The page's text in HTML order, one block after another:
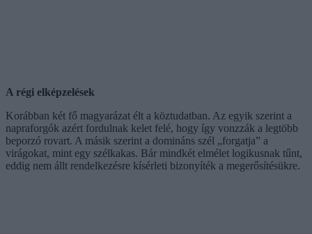
A régi elképzelések
Korábban két fő magyarázat élt a köztudatban. Az egyik szerint a
napraforgók azért fordulnak kelet felé, hogy így vonzzák a legtöbb
beporzó rovart. A másik szerint a domináns szél „forgatja” a
virágokat, mint egy szélkakas. Bár mindkét elmélet logikusnak tűnt,
eddig nem állt rendelkezésre kísérleti bizonyíték a megerősítésükre.